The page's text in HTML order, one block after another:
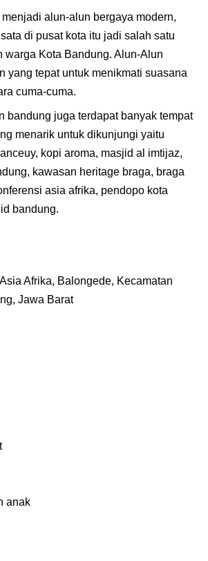
alun-alun bergaya modern,
di pusat kota itu jadi salah satu
warga Kota Bandung. Alun-Alun
yang tepat untuk menikmati suasana
cuma-cuma.
bandung juga terdapat banyak tempat
menarik untuk dikunjungi yaitu
kopi aroma, masjid al imtijaz,
kawasan heritage braga, braga
asia afrika, pendopo kota
bandung.
Afrika, Balongede, Kecamatan
Jawa Barat
anak